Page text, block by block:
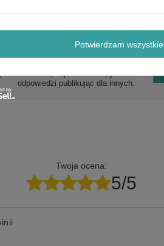
Masz pytania?
niezwłocznie, najciekawsze pytania i
odpowiedzi publikując dla innych.
Twoja ocena:
5/5
Potwierdzam wszystkie